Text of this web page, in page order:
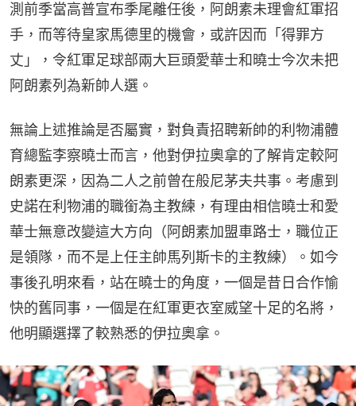
測前季當高普宣布季尾離任後，阿朗素未理會紅軍招
手，而等待皇家馬德里的機會，或許因而「得罪方
丈」，令紅軍足球部兩大巨頭愛華士和曉士今次未把
阿朗素列為新帥人選。
無論上述推論是否屬實，對負責招聘新帥的利物浦體
育總監李察曉士而言，他對伊拉奧拿的了解肯定較阿
朗素更深，因為二人之前曾在般尼茅夫共事。考慮到
史諾在利物浦的職銜為主教練，有理由相信曉士和愛
華士無意改變這大方向（阿朗素加盟車路士，職位正
是領隊，而不是上任主帥馬列斯卡的主教練）。如今
事後孔明來看，站在曉士的角度，一個是昔日合作愉
快的舊同事，一個是在紅軍更衣室威望十足的名將，
他明顯選擇了較熟悉的伊拉奧拿。